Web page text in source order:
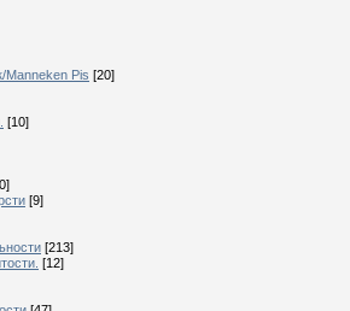
Manneken Pis [20]
[10]
[9]
[213]
[12]